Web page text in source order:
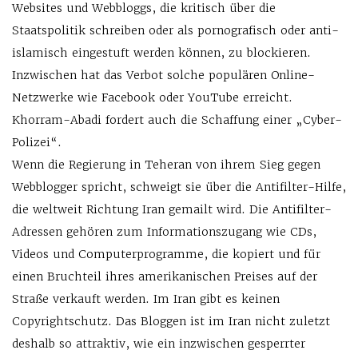
Websites und Webbloggs, die kritisch über die
Staatspolitik schreiben oder als pornografisch oder anti-
islamisch eingestuft werden können, zu blockieren.
Inzwischen hat das Verbot solche populären Online-
Netzwerke wie Facebook oder YouTube erreicht.
Khorram-Abadi fordert auch die Schaffung einer „Cyber-
Polizei“.
Wenn die Regierung in Teheran von ihrem Sieg gegen
Webblogger spricht, schweigt sie über die Antifilter-Hilfe,
die weltweit Richtung Iran gemailt wird. Die Antifilter-
Adressen gehören zum Informationszugang wie CDs,
Videos und Computerprogramme, die kopiert und für
einen Bruchteil ihres amerikanischen Preises auf der
Straße verkauft werden. Im Iran gibt es keinen
Copyrightschutz. Das Bloggen ist im Iran nicht zuletzt
deshalb so attraktiv, wie ein inzwischen gesperrter